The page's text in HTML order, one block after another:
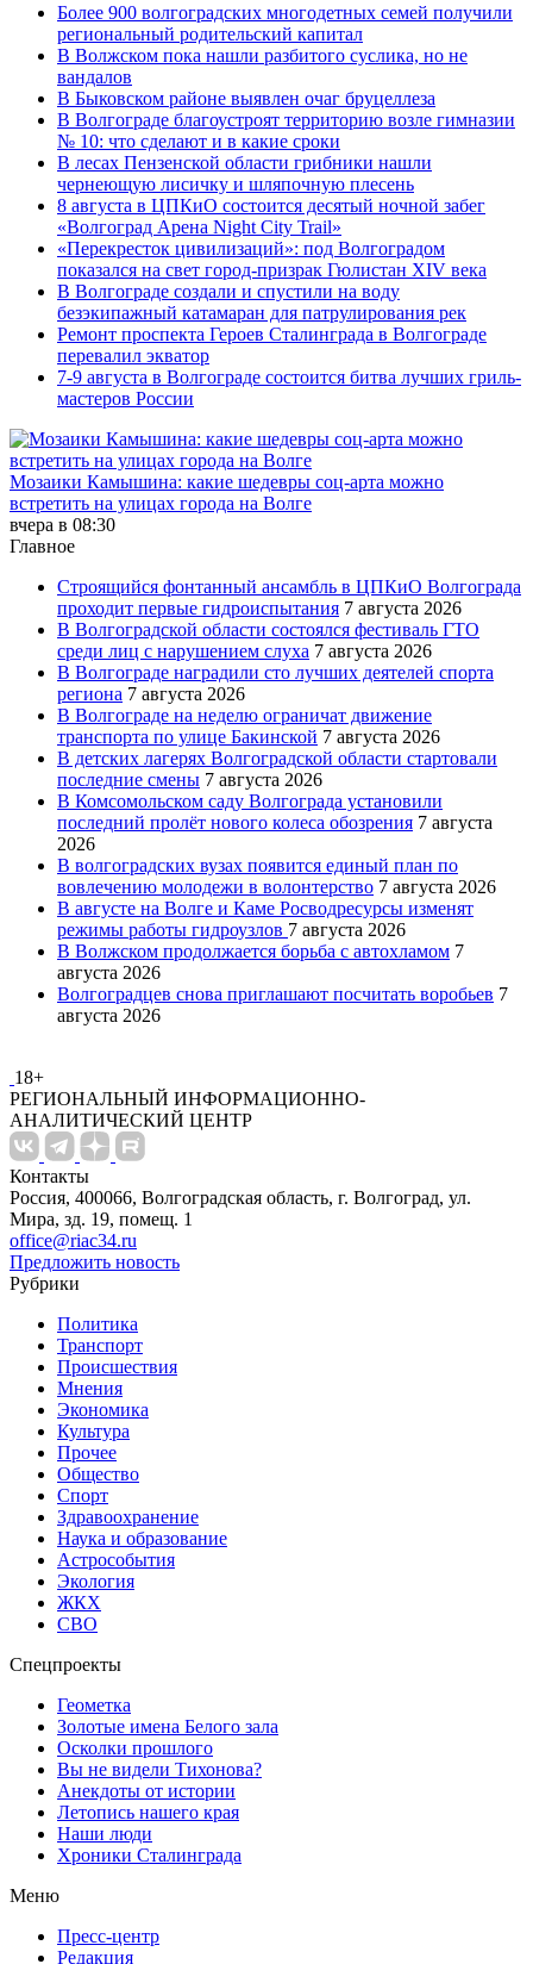
Более 900 волгоградских многодетных семей получили
региональный родительский капитал
В Волжском пока нашли разбитого суслика, но не
вандалов
В Быковском районе выявлен очаг бруцеллеза
В Волгограде благоустроят территорию возле гимназии
№ 10: что сделают и в какие сроки
В лесах Пензенской области грибники нашли
чернеющую лисичку и шляпочную плесень
8 августа в ЦПКиО состоится десятый ночной забег
«Волгоград Арена Night City Trail»
«Перекресток цивилизаций»: под Волгоградом
показался на свет город-призрак Гюлистан XIV века
В Волгограде создали и спустили на воду
безэкипажный катамаран для патрулирования рек
Ремонт проспекта Героев Сталинграда в Волгограде
перевалил экватор
7-9 августа в Волгограде состоится битва лучших гриль-
мастеров России
Мозаики Камышина: какие шедевры соц-арта можно
встретить на улицах города на Волге
вчера в 08:30
Главное
Строящийся фонтанный ансамбль в ЦПКиО Волгограда
проходит первые гидроиспытания 7 августа 2026
В Волгоградской области состоялся фестиваль ГТО
среди лиц с нарушением слуха 7 августа 2026
В Волгограде наградили сто лучших деятелей спорта
региона 7 августа 2026
В Волгограде на неделю ограничат движение
транспорта по улице Бакинской 7 августа 2026
В детских лагерях Волгоградской области стартовали
последние смены 7 августа 2026
В Комсомольском саду Волгограда установили
последний пролёт нового колеса обозрения 7 августа
2026
В волгоградских вузах появится единый план по
вовлечению молодежи в волонтерство 7 августа 2026
В августе на Волге и Каме Росводресурсы изменят
режимы работы гидроузлов 7 августа 2026
В Волжском продолжается борьба с автохламом 7
августа 2026
Волгоградцев снова приглашают посчитать воробьев 7
августа 2026
18+
РЕГИОНАЛЬНЫЙ ИНФОРМАЦИОННО-
АНАЛИТИЧЕСКИЙ ЦЕНТР
Контакты
Россия, 400066, Волгоградская область, г. Волгоград, ул.
Мира, зд. 19, помещ. 1
office@riac34.ru
Предложить новость
Рубрики
Политика
Транспорт
Происшествия
Мнения
Экономика
Культура
Прочее
Общество
Спорт
Здравоохранение
Наука и образование
Астрособытия
Экология
ЖКХ
СВО
Спецпроекты
Геометка
Золотые имена Белого зала
Осколки прошлого
Вы не видели Тихонова?
Анекдоты от истории
Летопись нашего края
Наши люди
Хроники Сталинграда
Меню
Пресс-центр
Редакция